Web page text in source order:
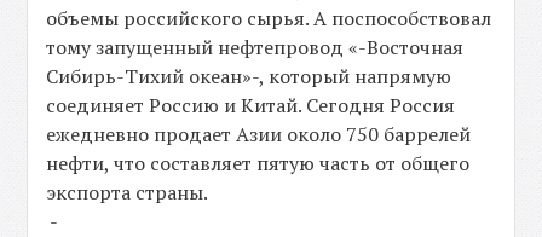
объемы российского сырья. А поспособствовал
тому запущенный нефтепровод «-Восточная
Сибирь-Тихий океан»-, который напрямую
соединяет Россию и Китай. Сегодня Россия
ежедневно продает Азии около 750 баррелей
нефти, что составляет пятую часть от общего
экспорта страны.
-